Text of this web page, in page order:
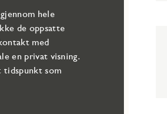
hele
de oppsatte
med
en privat visning.
tidspunkt som